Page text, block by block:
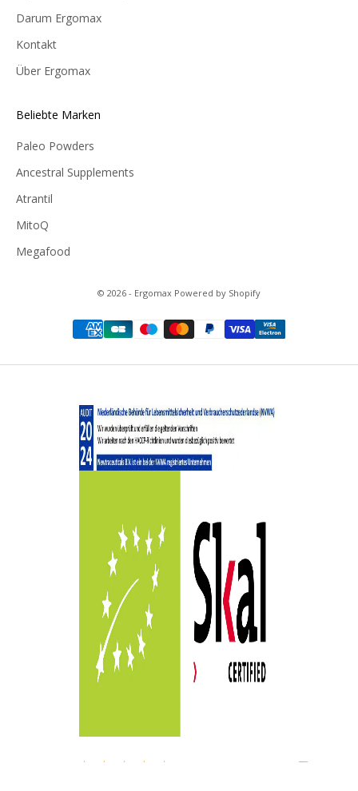
Darum Ergomax
Kontakt
Über Ergomax
Beliebte Marken
Paleo Powders
Ancestral Supplements
Atrantil
MitoQ
Megafood
© 2026 - Ergomax Powered by Shopify